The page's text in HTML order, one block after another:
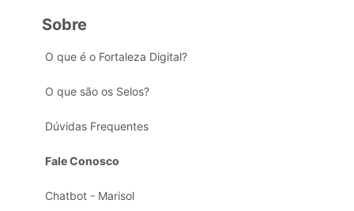
Sobre
O que é o Fortaleza Digital?
O que são os Selos?
Dúvidas Frequentes
Fale Conosco
Chatbot - Marisol